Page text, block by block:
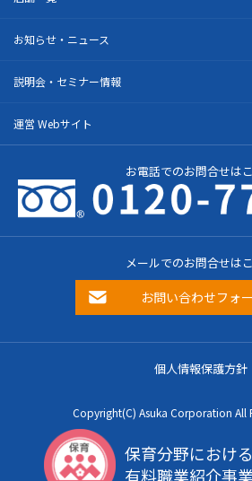
お知らせ・ニュース
説明会・セミナー情報
運営 Webサイト
お電話でのお問合せは
メールでのお問合せは
お問い合わせフォ
個人情報保護方針
Copyright(C) Asuka Corporation All
保育分野におけ
有料職業紹介事